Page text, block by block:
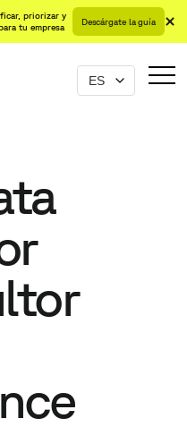
priorizar y
tu empresa
Descárgate la guía